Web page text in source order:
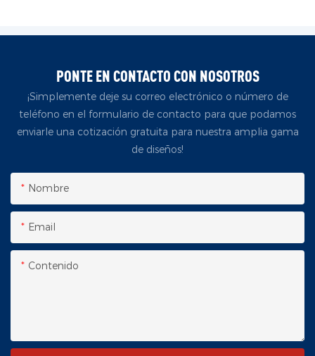
PONTE EN CONTACTO CON NOSOTROS
¡Simplemente deje su correo electrónico o número de
teléfono en el formulario de contacto para que podamos
enviarle una cotización gratuita para nuestra amplia gama
de diseños!
Nombre
Email
Contenido